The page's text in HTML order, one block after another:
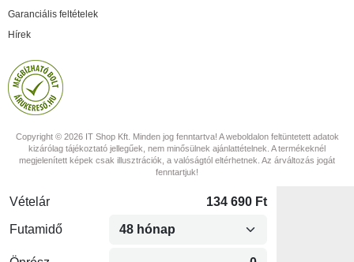
Garanciális feltételek
Hírek
Copyright © 2026 IT Shop Kft. Minden jog fenntartva! A weboldalon feltüntetett adatok
kizárólag tájékoztató jellegűek, nem minősülnek ajánlattételnek. A termékeknél
megjelenített képek csak illusztrációk, a valóságtól eltérhetnek. Az árváltozás jogát
fenntartjuk!